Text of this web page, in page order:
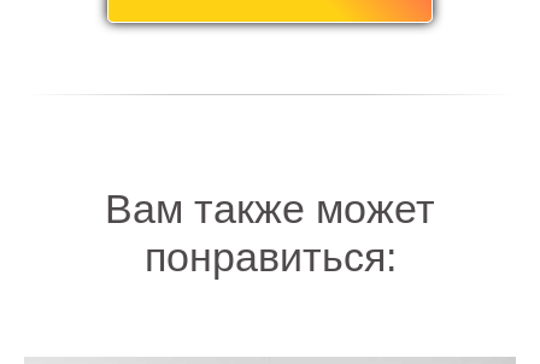
Вам также может
понравиться: